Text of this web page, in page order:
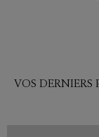
VOS DERNIERS